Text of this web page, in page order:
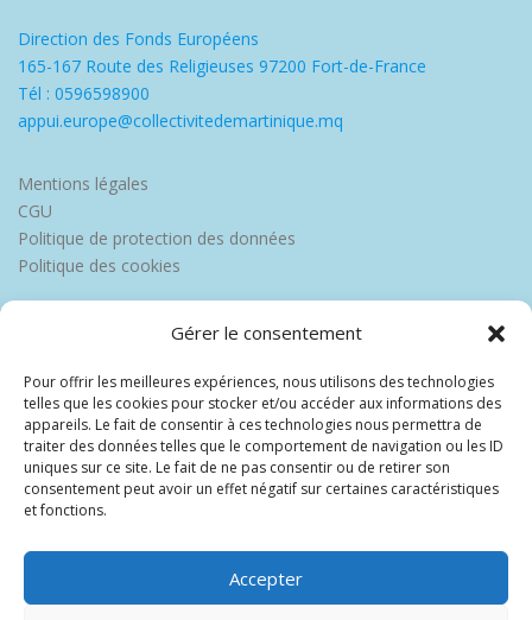
Gérer le consentement
Pour offrir les meilleures expériences, nous utilisons des technologies
telles que les cookies pour stocker et/ou accéder aux informations des
appareils. Le fait de consentir à ces technologies nous permettra de
traiter des données telles que le comportement de navigation ou les ID
uniques sur ce site. Le fait de ne pas consentir ou de retirer son
consentement peut avoir un effet négatif sur certaines caractéristiques
et fonctions.
Accepter
Direction des Fonds Européens
165-167 Route des Religieuses 97200 Fort-de-France
Tél : 0596598900
appui.europe@collectivitedemartinique.mq
Mentions légales
CGU
Politique de protection des données
Politique des cookies